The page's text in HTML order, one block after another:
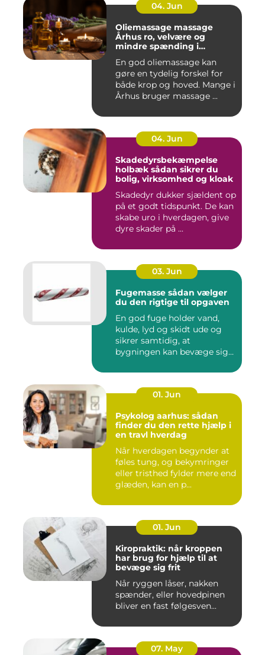
04. Jun
Oliemassage massage
Århus ro, velvære og
mindre spænding i
En god oliemassage kan
gøre en tydelig forskel for
både krop og hoved. Mange i
Århus bruger massage ...
04. Jun
Skadedyrsbekæmpelse
holbæk sådan sikrer du
bolig, virksomhed og kloak
Skadedyr dukker sjældent op
på et godt tidspunkt. De kan
skabe uro i hverdagen, give
dyre skader på ...
03. Jun
Fugemasse sådan vælger
du den rigtige til opgaven
En god fuge holder vand,
kulde, lyd og skidt ude og
sikrer samtidig, at
bygningen kan bevæge sig
01. Jun
Psykolog aarhus: sådan
finder du den rette hjælp i
en travl hverdag
Når hverdagen begynder at
føles tung, og bekymringer
eller tristhed fylder mere end
glæden, kan en p...
01. Jun
Kiropraktik: når kroppen
har brug for hjælp til at
bevæge sig frit
Når ryggen låser, nakken
spænder, eller hovedpinen
bliver en fast følgesven...
07. May